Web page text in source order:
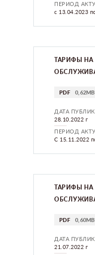
ПЕРИОД
с 13.04.2023
ТАРИФЫ НА
PDF 0,62MB
ДАТА
28.10.2022 г
ПЕРИОД
С 15.11.2022
ТАРИФЫ НА
PDF 0,60MB
ДАТА
21.07.2022 г